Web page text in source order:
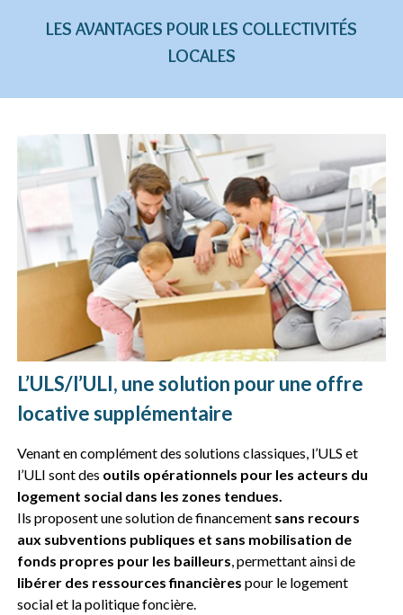
LES AVANTAGES POUR LES COLLECTIVITÉS
LOCALES
L’ULS/l’ULI, une solution pour une offre
locative supplémentaire
Venant en complément des solutions classiques, l’ULS et
l’ULI sont des outils opérationnels pour les acteurs du
logement social dans les zones tendues.
Ils proposent une solution de financement sans recours
aux subventions publiques et sans mobilisation de
fonds propres pour les bailleurs, permettant ainsi de
libérer des ressources financières pour le logement
social et la politique foncière.